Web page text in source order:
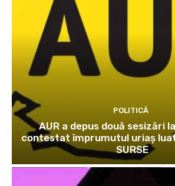
POLITICĂ
AUR a depus două sesizări
contestat împrumutul uriaș luat
SURSE